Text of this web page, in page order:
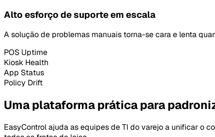
Alto esforço de suporte em escala
A solução de problemas manuais torna-se cara e lenta
POS Uptime
Kiosk Health
App Status
Policy Drift
Uma plataforma prática para
EasyControl ajuda as equipes de TI do varejo a unificar o